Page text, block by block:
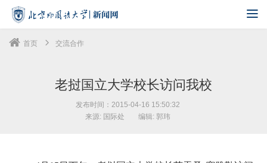
首页 交流合作
老挝国立大学校长访问我校
发布时间：2015-04-16 15:50:32
来源: 国际处
编辑: 郭玮